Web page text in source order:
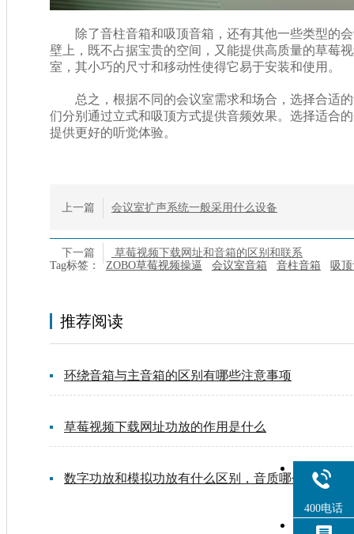
除了音柱音箱和吸顶音箱，还有其他一些类型的会
壁上，既不占据宝贵的空间，又能提供高质量的
室，其小巧的尺寸和移动性使得它易于安装和使用。
总之，根据不同的会议室需求和场合，选择合适的
们分别通过立式和吸顶方式提供音频效果。选择适合
提供更好的听觉体验。
上一篇 会议室扩声系统一般采用什么设备
下一篇
草莓视频下载网址和音箱的区别和联系
Tag标签：
ZOBO草莓视频操逼 会议室音箱 音柱音箱 吸
推荐阅读
环绕音箱与主音箱的区别有哪些注意事项
草莓视频下载网址功放的作用是什么
数字功放和模拟功放有什么区别，音质哪个好
400电话